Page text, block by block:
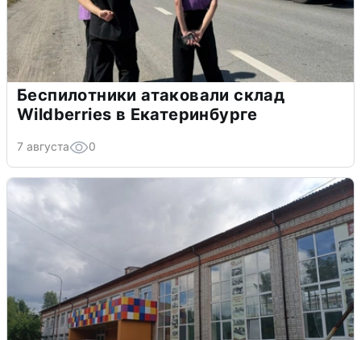
Беспилотники атаковали склад
Wildberries в Екатеринбурге
7 августа 0